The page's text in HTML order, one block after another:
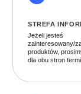
STREFA
Jeżeli jesteś
zainteresowany/
produktów,
dla obu stron